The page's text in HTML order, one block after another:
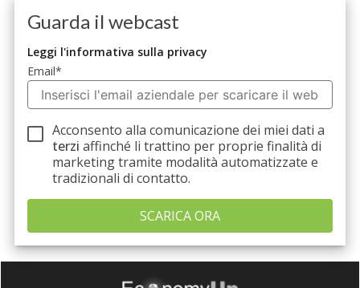
Guarda il webcast
Leggi l'informativa sulla privacy
Email*
Acconsento alla comunicazione dei miei dati a
terzi affinché li trattino per proprie finalità di
marketing tramite modalità automatizzate e
tradizionali di contatto.